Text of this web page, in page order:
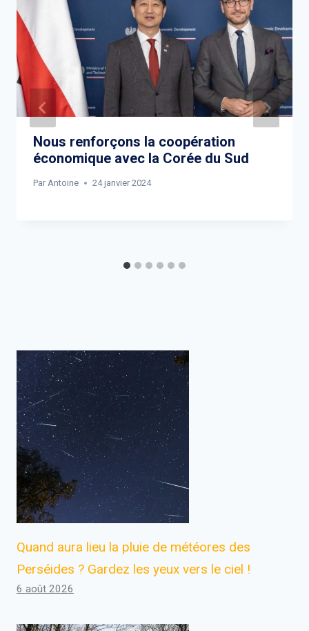
Nous renforçons la coopération
économique avec la Corée du Sud
Par Antoine 24 janvier 2024
Quand aura lieu la pluie de météores des
Perséides ? Gardez les yeux vers le ciel !
6 août 2026